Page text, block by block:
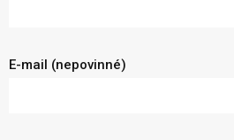
E-mail (nepovinné)